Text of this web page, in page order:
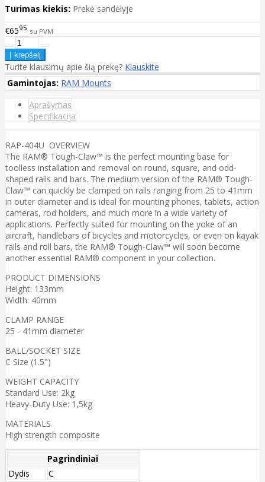
Turimas kiekis: Prekė sandėlyje
€6595 su PVM
Turite klausimų apie šią prekę? Klauskite
Gamintojas: RAM Mounts
Aprašymas
Specifikacija
RAP-404U OVERVIEW
The RAM® Tough-Claw™ is the perfect mounting base for
toolless installation and removal on round, square, and odd-
shaped rails and bars. The medium version of the RAM® Tough-
Claw™ can quickly be clamped on rails ranging from 25 to 41mm
in outer diameter and is ideal for mounting phones, tablets, action
cameras, rod holders, and much more in a wide variety of
applications. Perfectly suited for mounting on the yoke of an
aircraft, handlebars of bicycles and motorcycles, or even on kayak
rails and roll bars, the RAM® Tough-Claw™ will soon become
another essential RAM® component in your collection.
PRODUCT DIMENSIONS
Height: 133mm
Width: 40mm
CLAMP RANGE
25 - 41mm diameter
BALL/SOCKET SIZE
C Size (1.5")
WEIGHT CAPACITY
Standard Use: 2kg
Heavy-Duty Use: 1,5kg
MATERIALS
High strength composite
Pagrindiniai
Dydis
C